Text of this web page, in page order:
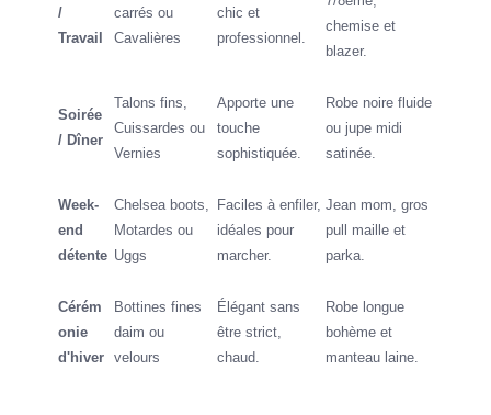
/
Travail
carrés ou
Cavalières
chic et
professionnel.
chemise et
blazer.
Soirée
/ Dîner
Talons fins,
Cuissardes ou
Vernies
Apporte une
touche
sophistiquée.
Robe noire fluide
ou jupe midi
satinée.
Week-
end
détente
Chelsea boots,
Motardes ou
Uggs
Faciles à enfiler,
idéales pour
marcher.
Jean mom, gros
pull maille et
parka.
Cérém
onie
d'hiver
Bottines fines
daim ou
velours
Élégant sans
être strict,
chaud.
Robe longue
bohème et
manteau laine.